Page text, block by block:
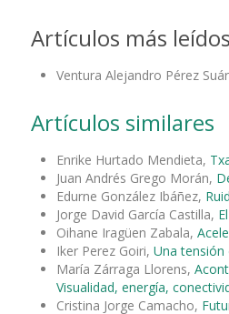
Artículos más
Ventura Alejandro Pérez
Artículos similares
Enrike Hurtado Mendieta,
Juan Andrés Grego Morán,
Edurne González Ibáñez,
Jorge David García Castilla,
Oihane Iragüen Zabala,
Iker Perez Goiri, Una tensión
María Zárraga Llorens,
Visualidad, energía,
Cristina Jorge Camacho,